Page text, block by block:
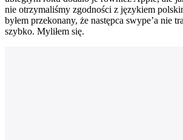
nie otrzymaliśmy zgodności z językiem
byłem przekonany, że następca swype’a nie
szybko. Myliłem się.